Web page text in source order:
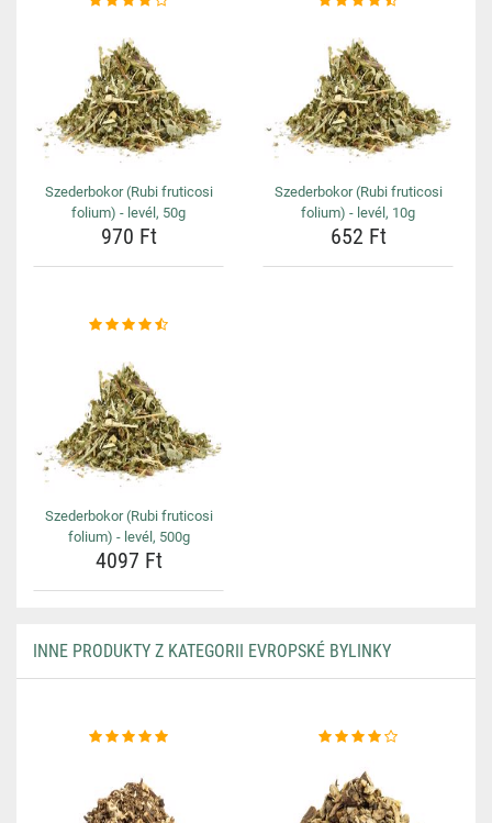
Szederbokor (Rubi fruticosi
folium) - levél, 50g
970 Ft
Szederbokor (Rubi fruticosi
folium) - levél, 10g
652 Ft
Szederbokor (Rubi fruticosi
folium) - levél, 500g
4097 Ft
INNE PRODUKTY Z KATEGORII EVROPSKÉ BYLINKY